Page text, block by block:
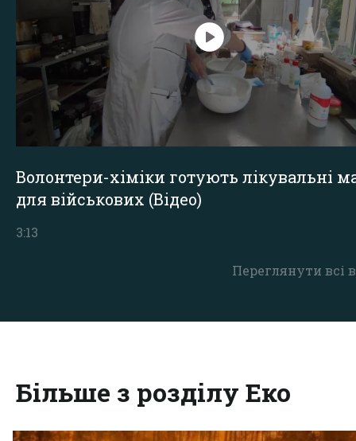
Переглянути всі
Волонтери-хіміки готують лікувальні
для військових (Відео)
3:13
Більше з розділу Еко